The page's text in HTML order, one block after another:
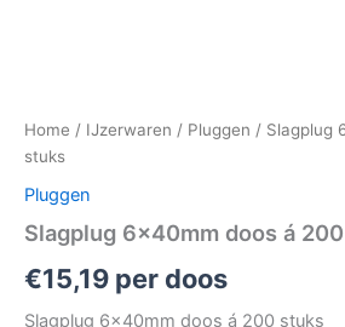
Home / IJzerwaren / Pluggen / Slagplug
stuks
Pluggen
Slagplug 6x40mm doos á
€15,19 per doos
Slagplug 6x40mm doos á 200 stuks